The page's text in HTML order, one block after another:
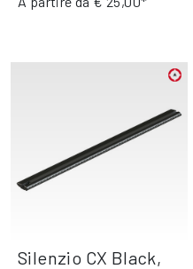
Silenzio CX Black,